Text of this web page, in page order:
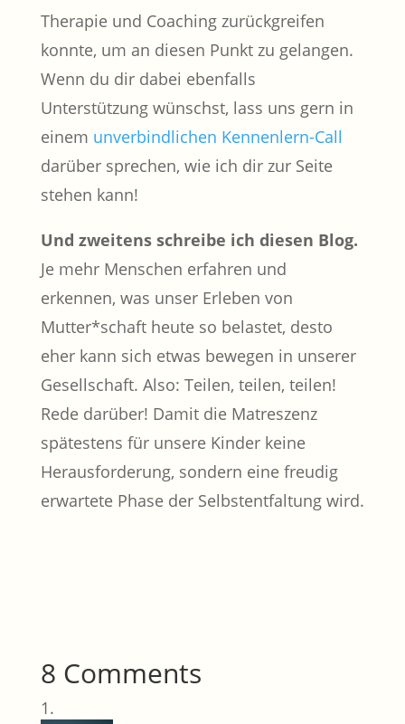
Therapie und Coaching zurückgreifen
konnte, um an diesen Punkt zu gelangen.
Wenn du dir dabei ebenfalls
Unterstützung wünschst, lass uns gern in
einem unverbindlichen Kennenlern-Call
darüber sprechen, wie ich dir zur Seite
stehen kann!
Und zweitens schreibe ich diesen Blog.
Je mehr Menschen erfahren und
erkennen, was unser Erleben von
Mutter*schaft heute so belastet, desto
eher kann sich etwas bewegen in unserer
Gesellschaft. Also: Teilen, teilen, teilen!
Rede darüber! Damit die Matreszenz
spätestens für unsere Kinder keine
Herausforderung, sondern eine freudig
erwartete Phase der Selbstentfaltung wird.
8 Comments